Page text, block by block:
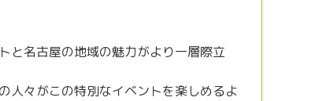
と名古屋の地域の魅力がより一層際立
人々がこの特別なイベントを楽しめるよ